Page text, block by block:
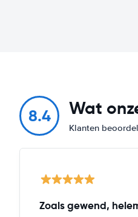
8.4 Wat
Klanten
Zoals gewend,